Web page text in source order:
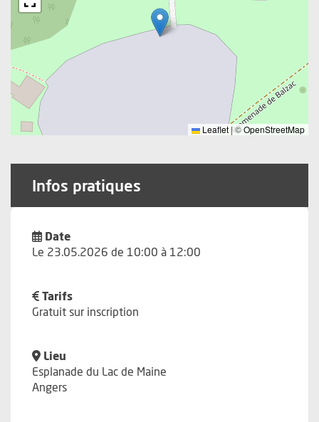
Leaflet |©OpenStreetMap
Infos pratiques
Date
Le 23.05.2026 de 10:00 à 12:00
Tarifs
Gratuit sur inscription
Lieu
Esplanade du Lac de Maine
Angers